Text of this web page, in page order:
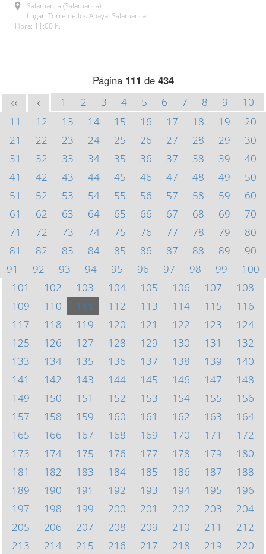
Salamanca (Salamanca)
Lugar: Torre de los Anaya. Salamanca.
Hora: 11:00 h.
Página 111 de 434
<< < 1 2 3 4 5 6 7 8 9
10
11
12 13 14 15 16 17 18 19
20
21
22 23 24 25 26 27 28 29
30
31
32 33 34 35 36 37 38 39
40
41
42 43 44 45 46 47 48 49
50
51
52 53 54 55 56 57 58 59
60
61
62 63 64 65 66 67 68 69
70
71
72 73 74 75 76 77 78 79
80
81
82 83 84 85 86 87 88 89
90
91
92 93 94 95 96 97 98 99
100
101
102 103 104 105 106 107
108
109
110 111 112 113 114 115
116
117
118 119 120 121 122 123
124
125
126 127 128 129 130 131
132
133
134 135 136 137 138 139
140
141
142 143 144 145 146 147
148
149
150 151 152 153 154 155
156
157
158 159 160 161 162 163
164
165
166 167 168 169 170 171
172
173
174 175 176 177 178 179
180
181
182 183 184 185 186 187
188
189
190 191 192 193 194 195
196
197
198 199 200 201 202 203
204
205
206 207 208 209 210 211
212
213
214 215 216 217 218 219 220